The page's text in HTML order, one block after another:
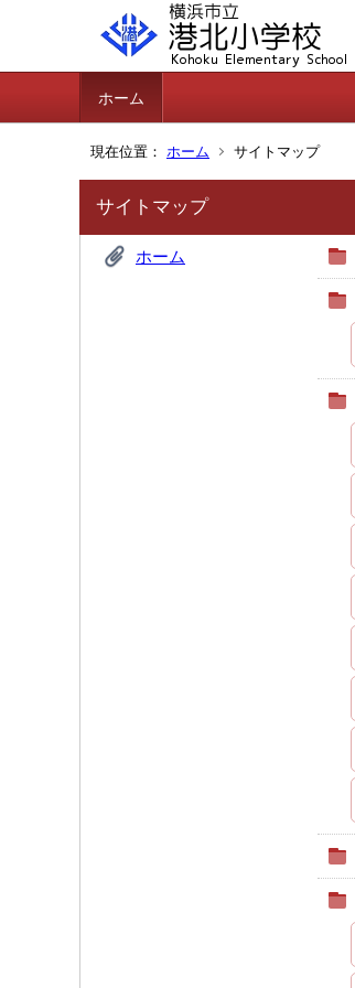
ホーム
現在位置： ホーム サイトマップ
サイトマップ
ホーム